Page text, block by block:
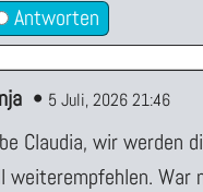
Antworten
• 5 Juli, 2026 21:46
Claudia, wir werden
weiterempfehlen. War